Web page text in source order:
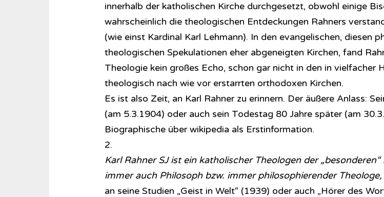
innerhalb der katholischen Kirche durchgesetzt, obwohl einige
wahrscheinlich die theologischen Entdeckungen Rahners
(wie einst Kardinal Karl Lehmann). In den evangelischen, diesen
theologischen Spekulationen eher abgeneigten Kirchen, fand
Theologie kein großes Echo, schon gar nicht in den in vielfacher
theologisch nach wie vor erstarrten orthodoxen Kirchen.
Es ist also Zeit, an Karl Rahner zu erinnern. Der äußere Anlass:
(am 5.3.1904) oder auch sein Todestag 80 Jahre später (am
Biographische über wikipedia als Erstinformation.
2.
Karl Rahner SJ ist ein katholischer Theologen der
immer auch Philosoph bzw. immer philosophierender Theologe,
an seine Studien „Geist in Welt“ (1939) oder auch „Hörer des